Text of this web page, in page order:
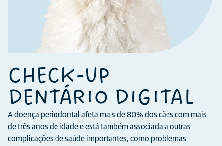
CHECK-UP
DENTÁRIO DIGITAL
A doença periodontal afeta mais de 80% dos cães com mais
de três anos de idade e está também associada a outras
complicações de saúde importantes, como problemas